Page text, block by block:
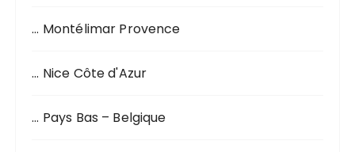
… Montélimar Provence
… Nice Côte d'Azur
… Pays Bas – Belgique